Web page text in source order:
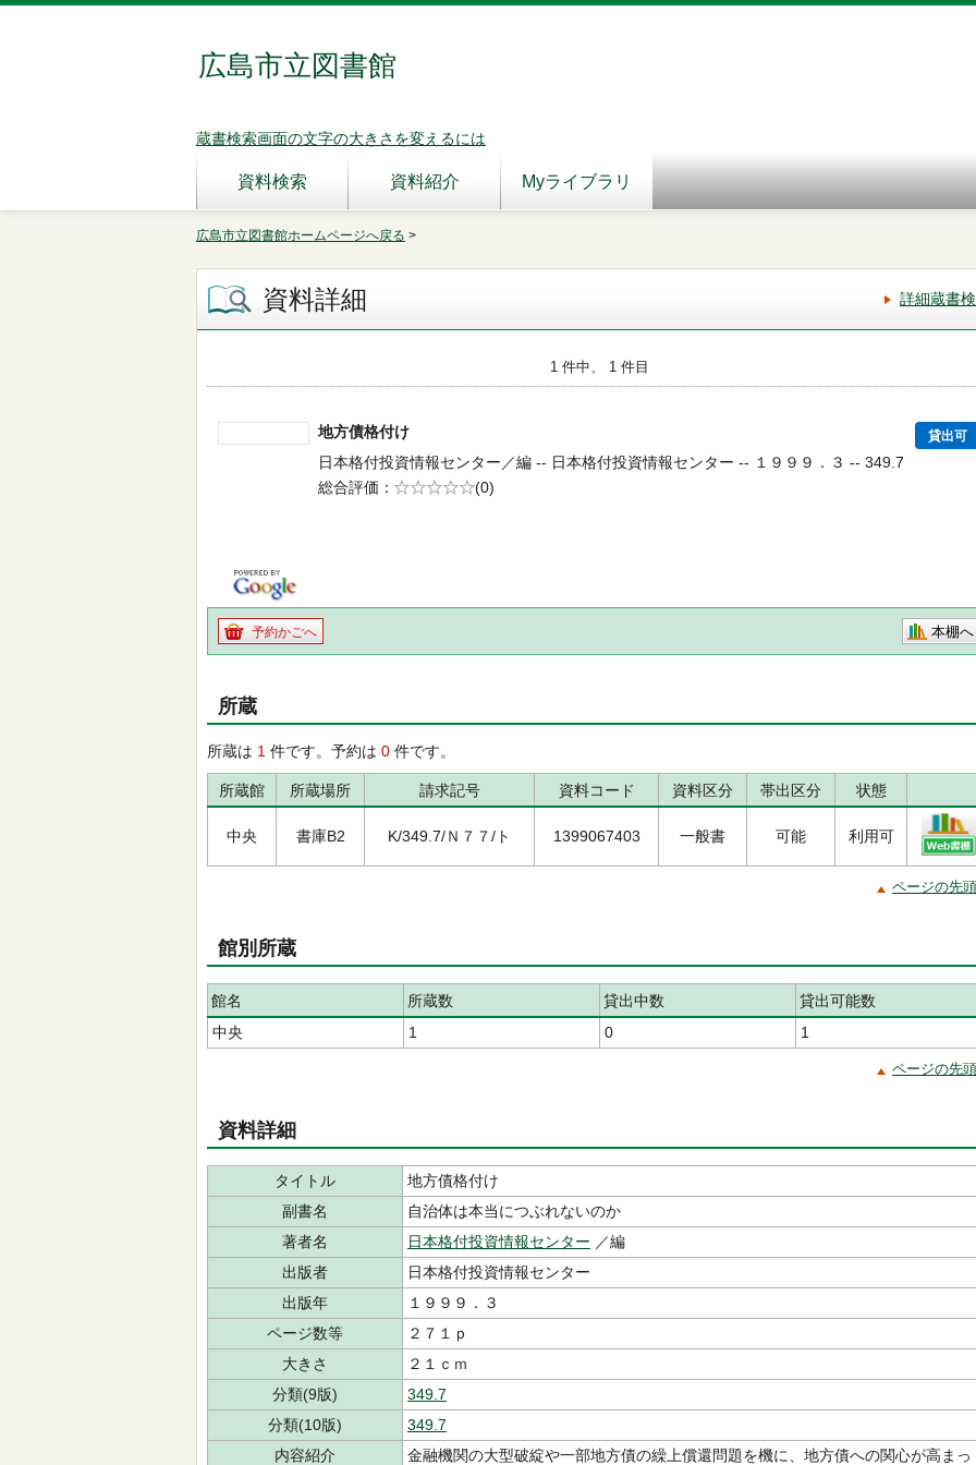
広島市立図書館
蔵書検索画面の文字の大きさを変えるには
資料検索 資料紹介 Myライブラリ
広島市立図書館ホームページへ戻る >
資料詳細 詳細蔵書
1 件中、 1 件目
地方債格付け 貸出可
日本格付投資情報センター／編 -- 日本格付投資情報センター -- １９９９．３ -- 349.7
総合評価
5段階評価
(0)
予約かごへ 本棚へ
所蔵
所蔵は 1 件です。予約は 0 件です。
所蔵館 所蔵場所 請求記号 資料コード 資料区分 帯出区分 状態
中央 書庫B2 K/349.7/Ｎ７７/ト 1399067403 一般書 可能 利用可
ページの先
館別所蔵
館名 所蔵数 貸出中数
貸出可能数
中央
1 0 1
ページの先
資料詳細
タイトル
地方債格付け
副書名
自治体は本当につぶれないのか
著者名
日本格付投資情報センター ／編
出版者
日本格付投資情報センター
出版年
１９９９．３
ページ数等
２７１ｐ
大きさ
２１ｃｍ
分類(9版)
349.7
分類(10版)
349.7
内容紹介
金融機関の大型破綻や一部地方債の繰上償還問題を機に、地方債への関心が高まっ